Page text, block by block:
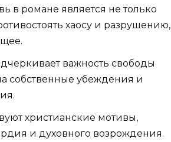
в романе является не только
хаосу и разрушению,
важность свободы
собственные убеждения и
христианские мотивы,
и духовного возрождения.